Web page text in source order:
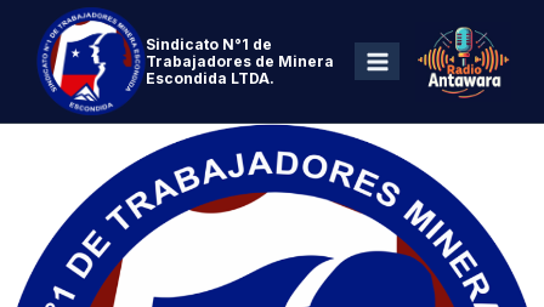
Sindicato N°1 de
Trabajadores de Minera
Escondida LTDA.